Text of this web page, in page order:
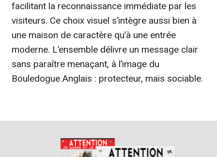
facilitant la reconnaissance immédiate par les
visiteurs. Ce choix visuel s’intègre aussi bien à
une maison de caractère qu’à une entrée
moderne. L’ensemble délivre un message clair
sans paraître menaçant, à l’image du
Bouledogue Anglais : protecteur, mais sociable.